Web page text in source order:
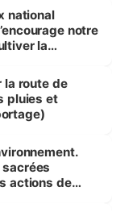
national
notre
la
la route de
pluies et
actions de